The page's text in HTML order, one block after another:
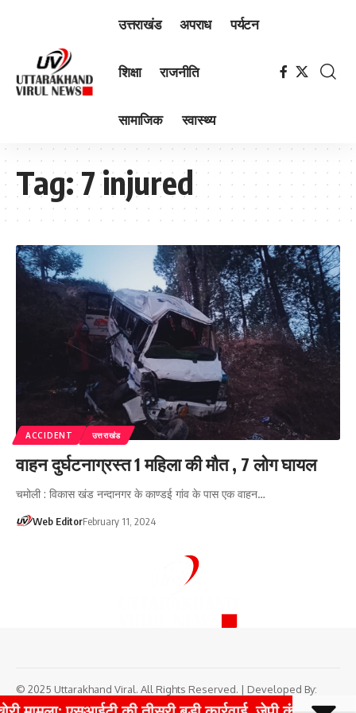
उत्तराखंड अपराध पर्यटन
शिक्षा राजनीति
सामाजिक स्वास्थ्य
Tag:7 injured
ACCIDENT उत्तराखंड
वाहन दुर्घटनाग्रस्त 1 महिला की मौत , 7 लोग घायल
चमोली : विकास खंड नन्दानगर के काण्डई गांव के पास एक वाहन…
Web EditorFebruary 11, 2024
© 2025 Uttarakhand Viral. All Rights Reserved. | Developed By:
Tech Yard Labs|Boost Your Website Traffic with TrafficPeak